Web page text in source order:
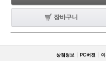
장바구니
상점정보 PC버젼